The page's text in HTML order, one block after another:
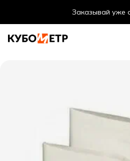
Заказывай уже
Оптовые цены даже